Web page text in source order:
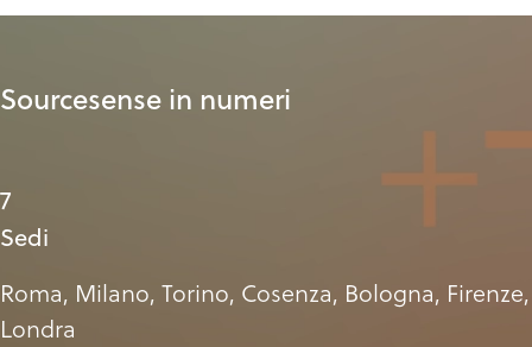
Sourcesense in numeri
7
Sedi
Roma, Milano, Torino, Cosenza, Bologna, Firenze,
Londra